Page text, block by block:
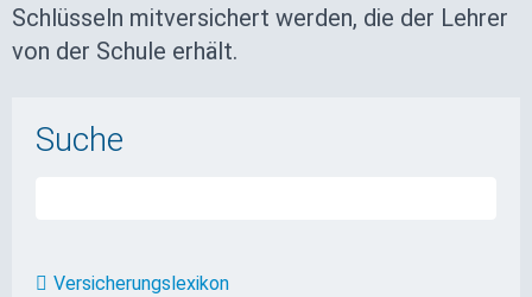
Schlüsseln mitversichert werden, die der Lehrer
von der Schule erhält.
Suche
Versicherungslexikon